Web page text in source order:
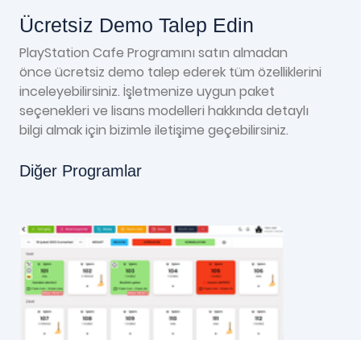
Ücretsiz Demo Talep Edin
PlayStation Cafe Programını satın almadan
önce ücretsiz demo talep ederek tüm özelliklerini
inceleyebilirsiniz. İşletmenize uygun paket
seçenekleri ve lisans modelleri hakkında detaylı
bilgi almak için bizimle iletişime geçebilirsiniz.
Diğer Programlar